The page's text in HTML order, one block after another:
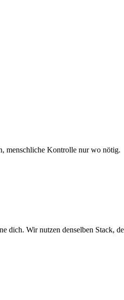
menschliche Kontrolle nur wo nötig.
dich. Wir nutzen denselben Stack,